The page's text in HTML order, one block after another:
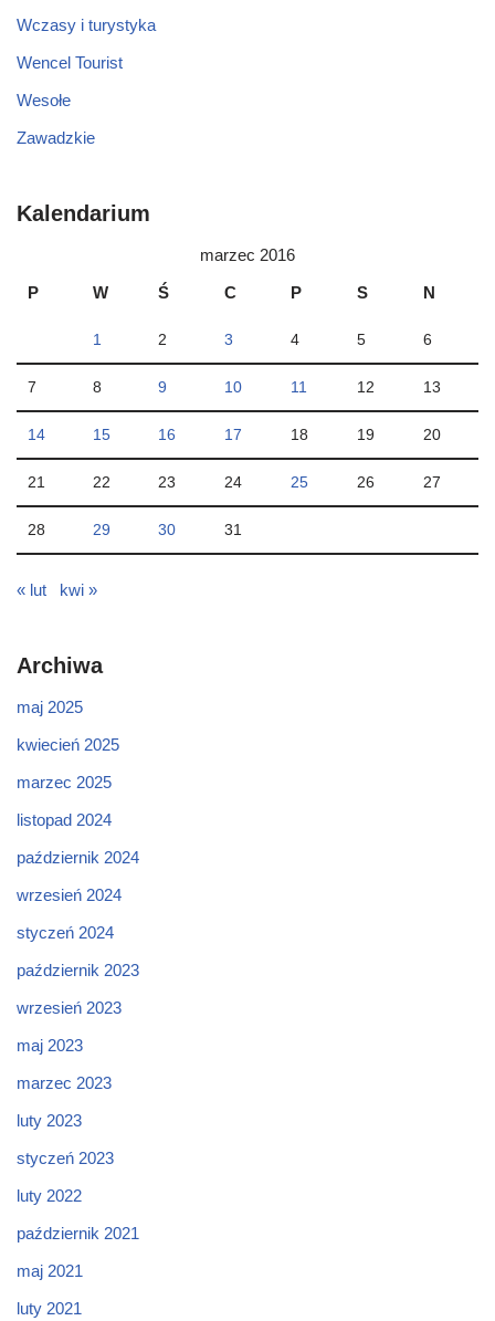
Wczasy i turystyka
Wencel Tourist
Wesołe
Zawadzkie
Kalendarium
marzec 2016
P
W Ś C P S N
1 2 3 4 5 6
7 8 9 10 11 12 13
14 15 16 17 18 19 20
21 22 23 24 25 26 27
28 29 30 31
« lut kwi »
Archiwa
maj 2025
kwiecień 2025
marzec 2025
listopad 2024
październik 2024
wrzesień 2024
styczeń 2024
październik 2023
wrzesień 2023
maj 2023
marzec 2023
luty 2023
styczeń 2023
luty 2022
październik 2021
maj 2021
luty 2021